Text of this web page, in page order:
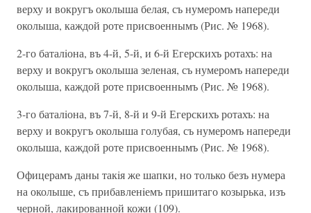
верху и вокругъ околыша белая, съ нумеромъ напереди
околыша, каждой роте присвоеннымъ (Рис. № 1968).
2-го баталiона, въ 4-й, 5-й, и 6-й Егерскихъ ротахъ: на
верху и вокругъ околыша зеленая, съ нумеромъ напереди
околыша, каждой роте присвоеннымъ (Рис. № 1968).
3-го баталiона, въ 7-й, 8-й и 9-й Егерскихъ ротахъ: на
верху и вокругъ околыша голубая, съ нумеромъ напереди
околыша, каждой роте присвоеннымъ (Рис. № 1968).
Офицерамъ даны такiя же шапки, но только безъ нумера
на околыше, съ прибавленiемъ пришитаго козырька, изъ
черной, лакированной кожи (109).